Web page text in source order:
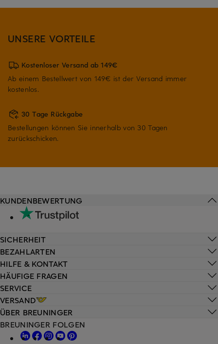
UNSERE VORTEILE
Kostenloser Versand ab 149€
Ab einem Bestellwert von 149€ ist der Versand immer
kostenlos.
30 Tage Rückgabe
Bestellungen können Sie innerhalb von 30 Tagen
zurückschicken.
HILFE & KONTAKT
HÄUFIGE FRAGEN
SERVICE
VERSAND
KUNDENBEWERTUNG
SICHERHEIT
BEZAHLARTEN
ÜBER BREUNINGER
BREUNINGER FOLGEN